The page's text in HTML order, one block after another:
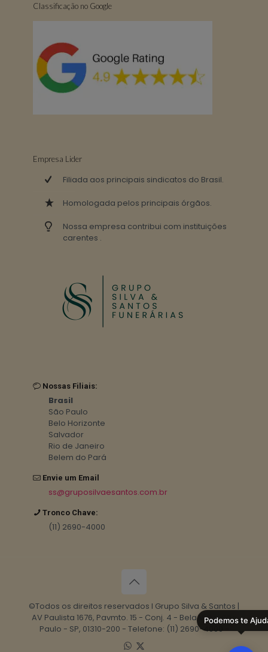
Classificação no Google
Empresa Lider
Filiada aos principais sindicatos do Brasil.
Homologada pelos principais órgãos.
Nossa empresa contribui com instituições
carentes .
Nossas Filiais:
Brasil
São Paulo
Belo Horizonte
Salvador
Rio de Janeiro
Belem do Pará
Envie um Email
ss@gruposilvaesantos.com.br
Tronco Chave:
(11) 2690-4000
©Todos os direitos reservados I Grupo Silva & Santos |
AV Paulista 1676, Pavmto. 15 - Conj. 4 - Bela Vista, São
Paulo - SP, 01310-200 - Telefone: (11) 2690-4000 -
Podemos te